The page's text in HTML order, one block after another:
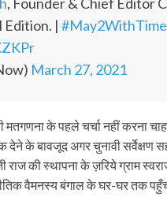
Edition. |
March 27, 2021
के पहले चर्चा नहीं करना
के बावजूद अगर चुनावी सर्वेक्षण
राज की स्थापना के ज़रिये ग्राम
वैमनस्य बंगाल के घर-घर तक